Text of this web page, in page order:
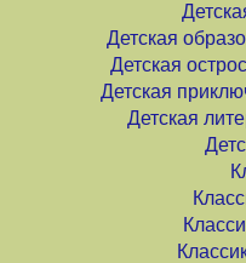
Детская
Детская
Детская
Детская